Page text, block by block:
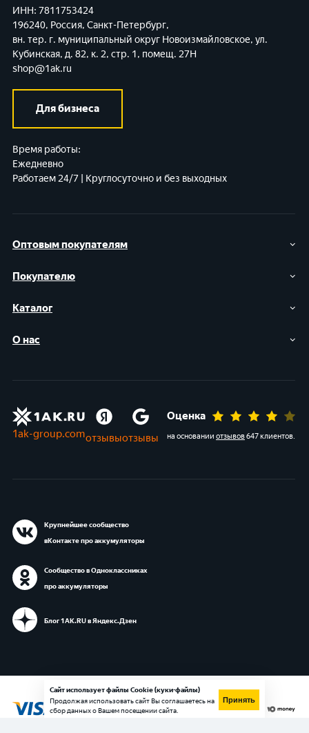
Сайт использует файлы Cookie (куки-файлы)
Продолжая использовать сайт Вы соглашаетесь на
сбор данных о Вашем посещении сайта.
Принять
Оптовым покупателям
Покупателю
Каталог
О нас
ИНН: 7811753424
196240, Россия, Санкт-Петербург,
вн. тер. г. муниципальный округ Новоизмайловское, ул.
Кубинская, д. 82, к. 2, стр. 1, помещ. 27Н
shop@1ak.ru
Для бизнеса
Время работы:
Ежедневно
Работаем 24/7 | Круглосуточно и без выходных
1ak-group.comотзывыотзывы
Оценка
на основании отзывов647 клиентов.
Крупнейшее сообщество
вКонтакте про аккумуляторы
Сообщество в Одноклассниках
про аккумуляторы
Блог 1АК.RU в Яндекс.Дзен